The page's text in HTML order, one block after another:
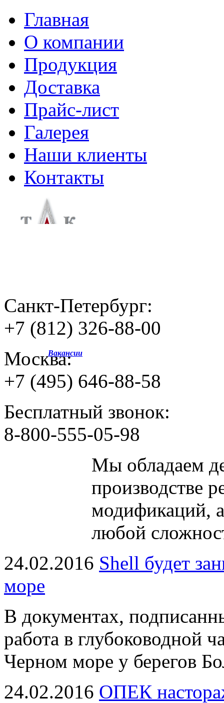
Главная
О компании
Продукция
Доставка
Прайс-лист
Галерея
Наши клиенты
Контакты
Санкт-Петербург:
+7 (812) 326-88-00
Москва:
+7 (495) 646-88-58
Бесплатный звонок:
8-800-555-05-98
Мы обладаем
производстве
модификаций,
любой
24.02.2016 Shell будет
море
В документах,
работа в глубоководной
Черном море у берегов
24.02.2016 ОПЕК
Вакансии